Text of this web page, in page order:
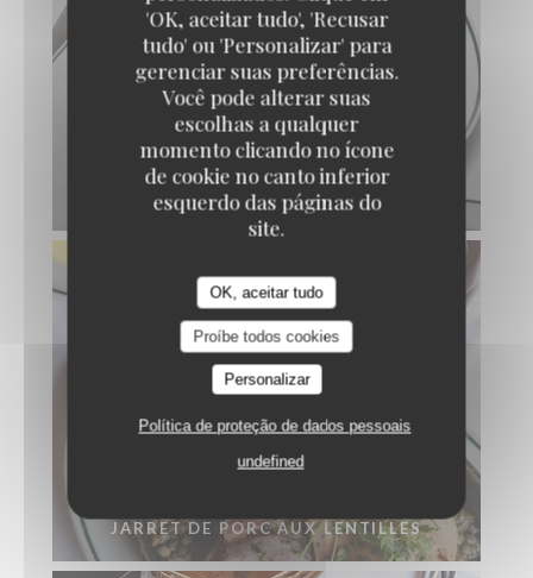
'OK, aceitar tudo', 'Recusar
tudo' ou 'Personalizar' para
gerenciar suas preferências.
Você pode alterar suas
escolhas a qualquer
momento clicando no ícone
de cookie no canto inferior
esquerdo das páginas do
site.
OK, aceitar tudo
Proíbe todos cookies
Personalizar
Política de proteção de dados pessoais
undefined
ANDOUILLETTE AAAAA
JARRET DE PORC AUX LENTILLES